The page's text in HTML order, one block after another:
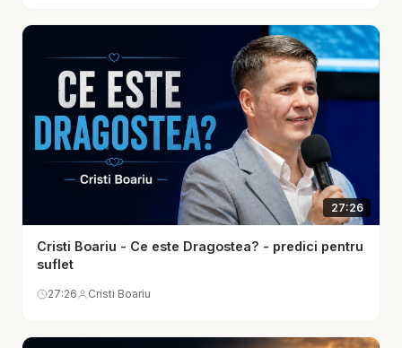
constant și sincer. Nu doar în fața altora, ci și în
ascuns. Nu doar în momentele puternice, ci și în
monotonia zilnică, în lupta tăcută și în alegerile pe
care nu le vede nimeni.
Predica lui Cristi Boariu scoate în evidență și faptul
că umblarea creștinului nu poate fi separată de
caracter. Nu este suficient să ai limbaj religios,
dacă viața rămâne neschimbată. Umblarea cu
curăție, dragoste, răbdare, sinceritate, ascultare și
27:26
Cristi Boariu - Ce este Dragostea? - predici pentru
suflet
27:26 Cristi Boariu